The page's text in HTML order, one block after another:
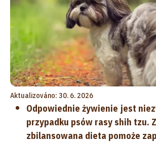
Aktualizováno: 30. 6. 2026
Odpowiednie żywienie jest
przypadku psów rasy shih tzu.
zbilansowana dieta pomoże